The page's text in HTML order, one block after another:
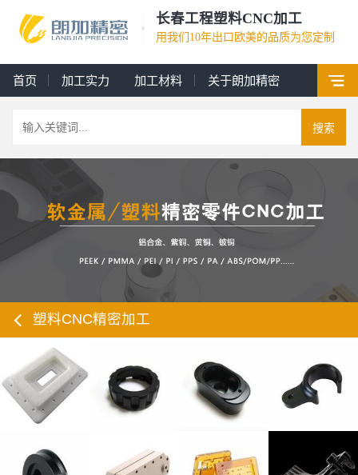
长春工程塑料CNC加工
用我们10年出口欧美的品质为您定制
首页 加工实力 加工材料 关于朗加精密
搜索
塑料CNC精密加工